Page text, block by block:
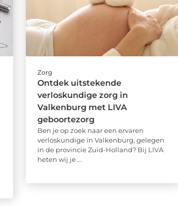
Zorg
Ontdek uitstekende
verloskundige zorg in
Valkenburg met LIVA
geboortezorg
Ben je op zoek naar een ervaren
verloskundige in Valkenburg, gelegen
in de provincie Zuid-Holland? Bij LIVA
heten wij je ...